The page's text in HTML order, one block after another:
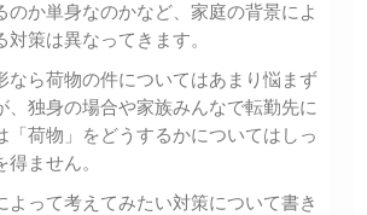
のか単身なのかなど、家庭の背景によ
対策は異なってきます。
なら荷物の件についてはあまり悩まず
、独身の場合や家族みんなで転勤先に
「荷物」をどうするかについてはしっ
ません。
よって考えてみたい対策について書き